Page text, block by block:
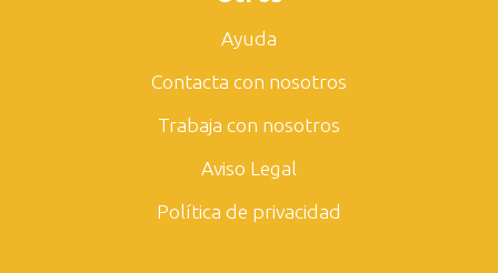
Ayuda
Contacta con nosotros
Trabaja con nosotros
Aviso Legal
Política de privacidad